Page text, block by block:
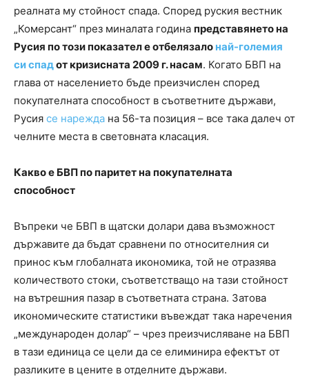
реалната му стойност спада. Според руския вестник
„Комерсант“ през миналата година представянето на
Русия по този показател е отбелязало най-големия
си спадот кризисната 2009 г. насам. Когато БВП на
глава от населението бъде преизчислен според
покупателната способност в съответните държави,
Русия се нарежда на 56-та позиция – все така далеч от
челните места в световната класация.
Какво е БВП по паритет на покупателната
способност
Въпреки че БВП в щатски долари дава възможност
държавите да бъдат сравнени по относителния си
принос към глобалната икономика, той не отразява
количеството стоки, съответстващо на тази стойност
на вътрешния пазар в съответната страна. Затова
икономическите статистики въвеждат така наречения
„международен долар“ – чрез преизчисляване на БВП
в тази единица се цели да се елиминира ефектът от
разликите в цените в отделните държави.